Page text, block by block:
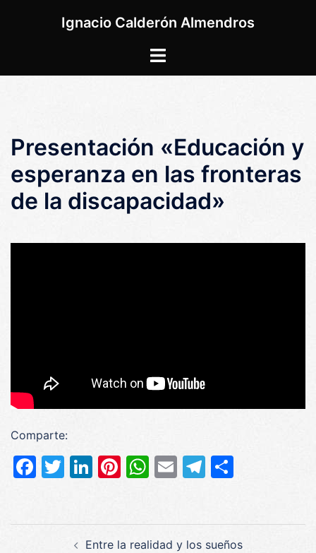
Ignacio Calderón Almendros
Alternar
Presentación «Educación y
esperanza en las fronteras
de la discapacidad»
Comparte:
Facebook
Twitter
LinkedIn
Pinterest
WhatsApp
EmailTelegram
Entre la realidad y los sueños